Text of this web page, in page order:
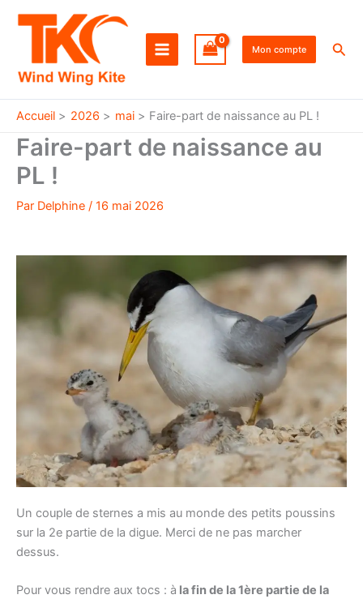
Mon compte
Accueil 2026 mai Faire-part de naissance au PL !
Faire-part de naissance au
PL !
Par Delphine / 16 mai 2026
Un couple de sternes a mis au monde des petits poussins
sur la 2e partie de la digue. Merci de ne pas marcher
dessus.
Pour vous rendre aux tocs : à la fin de la 1ère partie de la